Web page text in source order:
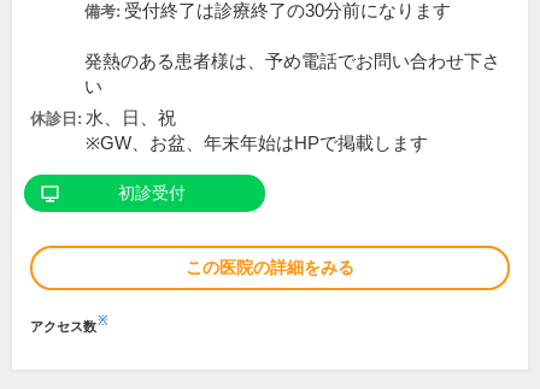
備考: 受付終了は診療終了の30分前になります
発熱のある患者様は、予め電話でお問い合わせ下さ
い
休診日: 水、日、祝
※GW、お盆、年末年始はHPで掲載します
初診受付
この医院の詳細をみる
アクセス数※